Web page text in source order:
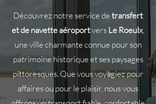
Découvrez notre service detransfert
et de navette aéroportversLe Roeulx,
une ville charmante connue pour son
patrimoine historique et ses paysages
pittoresques. Que vous voyagiez pour
affaires ou pour le plaisir, nous vous